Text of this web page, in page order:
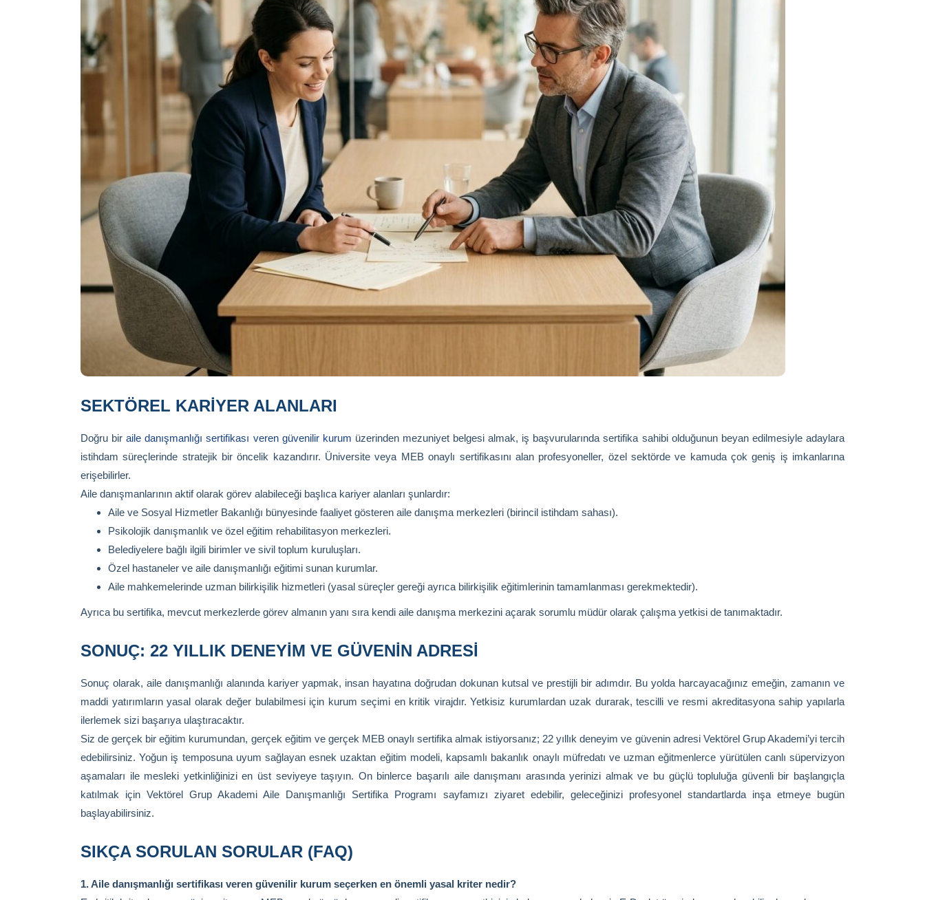
SEKTÖREL KARIYER ALANLARI
Doğru biraile danışmanlığı sertifikası veren güvenilir kurum üzerinden mezuniyet belgesi almak, iş başvurularında sertifika sahibi olduğunun beyan edilmesiyle adaylara
istihdam süreçlerinde stratejik bir öncelik kazandırır. Üniversite veya MEB onaylı sertifikasını alan profesyoneller, özel sektörde ve kamuda çok geniş iş imkanlarına
erişebilirler.
Aile danışmanlarının aktif olarak görev alabileceği başlıca kariyer alanları şunlardır:
Aile ve Sosyal Hizmetler Bakanlığı bünyesinde faaliyet gösteren aile danışma merkezleri (birincil istihdam sahası).
Psikolojik danışmanlık ve özel eğitim rehabilitasyon merkezleri.
Belediyelere bağlı ilgili birimler ve sivil toplum kuruluşları.
Özel hastaneler ve aile danışmanlığı eğitimi sunan kurumlar.
Aile mahkemelerinde uzman bilirkişilik hizmetleri (yasal süreçler gereği ayrıca bilirkişilik eğitimlerinin tamamlanması gerekmektedir).
Ayrıca bu sertifika, mevcut merkezlerde görev almanın yanı sıra kendi aile danışma merkezini açarak sorumlu müdür olarak çalışma yetkisi de tanımaktadır.
SONUÇ: 22 YILLIK DENEYIM VE GÜVENIN ADRESI
Sonuç olarak, aile danışmanlığı alanında kariyer yapmak, insan hayatına doğrudan dokunan kutsal ve prestijli bir adımdır. Bu yolda harcayacağınız emeğin, zamanın ve
maddi yatırımların yasal olarak değer bulabilmesi için kurum seçimi en kritik virajdır. Yetkisiz kurumlardan uzak durarak, tescilli ve resmi akreditasyona sahip yapılarla
ilerlemek sizi başarıya ulaştıracaktır.
Siz de gerçek bir eğitim kurumundan, gerçek eğitim ve gerçek MEB onaylı sertifika almak istiyorsanız; 22 yıllık deneyim ve güvenin adresi Vektörel Grup Akademi’yi tercih
edebilirsiniz. Yoğun iş temposuna uyum sağlayan esnek uzaktan eğitim modeli, kapsamlı bakanlık onaylı müfredatı ve uzman eğitmenlerce yürütülen canlı süpervizyon
aşamaları ile mesleki yetkinliğinizi en üst seviyeye taşıyın. On binlerce başarılı aile danışmanı arasında yerinizi almak ve bu güçlü topluluğa güvenli bir başlangıçla
katılmak için Vektörel Grup Akademi Aile Danışmanlığı Sertifika Programı sayfamızı ziyaret edebilir, geleceğinizi profesyonel standartlarda inşa etmeye bugün
başlayabilirsiniz.
SIKÇA SORULAN SORULAR (FAQ)
1. Aile danışmanlığı sertifikası veren güvenilir kurum seçerken en önemli yasal kriter nedir?